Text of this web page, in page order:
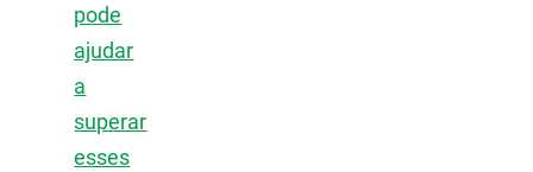
pode
ajudar
a
superar
esses